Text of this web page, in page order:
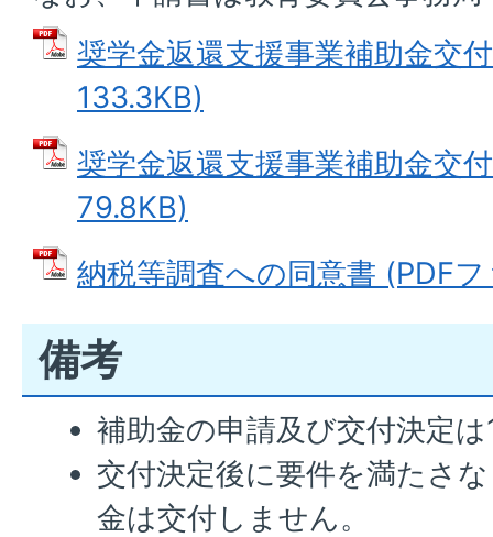
奨学金返還支援事業補助金交
133.3KB)
奨学金返還支援事業補助金交
79.8KB)
納税等調査への同意書 (PDF
備考
補助金の申請及び交付決定
交付決定後に要件を満たさ
金は交付しません。